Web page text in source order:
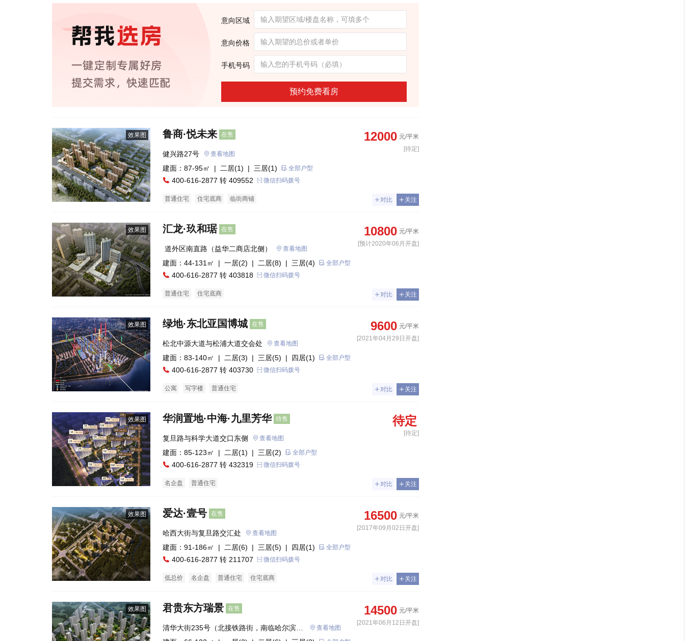
意向区域
意向价格
手机号码
预约免费看房
效果图 鲁商·悦未来 在售 12000 元/平米
[待定]
健兴路27号 查看地图
建面：87-95㎡ | 二居(1) | 三居(1) 全部户型
400-616-2877 转 409552 微信扫码拨号
普通住宅 住宅底商 临街商铺 对比 关注
效果图 汇龙·玖和琚 在售 10800 元/平米
[预计2020年06月开盘]
道外区南直路（益华二商店北侧） 查看地图
建面：44-131㎡ | 一居(2) | 二居(8) | 三居(4) 全部户型
400-616-2877 转 403818 微信扫码拨号
普通住宅 住宅底商 对比 关注
效果图 绿地·东北亚国博城 在售 9600 元/平米
[2021年04月29日开盘]
松北中源大道与松浦大道交会处 查看地图
建面：83-140㎡ | 二居(3) | 三居(5) | 四居(1) 全部户型
400-616-2877 转 403730 微信扫码拨号
公寓 写字楼 普通住宅 对比 关注
效果图 华润置地·中海·九里芳华 待售 待定
[待定]
复旦路与科学大道交口东侧 查看地图
建面：85-123㎡ | 二居(1) | 三居(2) 全部户型
400-616-2877 转 432319 微信扫码拨号
名企盘 普通住宅 对比 关注
效果图 爱达·壹号 在售 16500 元/平米
[2017年09月02日开盘]
哈西大街与复旦路交汇处 查看地图
建面：91-186㎡ | 二居(6) | 三居(5) | 四居(1) 全部户型
400-616-2877 转 211707 微信扫码拨号
低总价 名企盘 普通住宅 住宅底商 对比 关注
效果图 君贵东方瑞景 在售 14500 元/平米
[2021年06月12日开盘]
清华大街235号（北接铁路街，南临哈尔滨西
客站）
查看地图